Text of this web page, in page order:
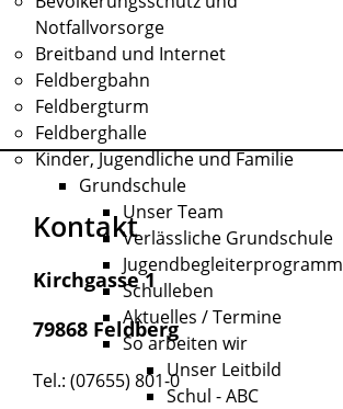
Notfallvorsorge
Breitband und Internet
Feldbergbahn
Feldbergturm
Feldberghalle
Kinder, Jugendliche und Familie
Grundschule
Unser Team
Verlässliche Grundschule
Jugendbegleiterprogramm
Schulleben
Aktuelles / Termine
So arbeiten wir
Unser Leitbild
Schul - ABC
Kontakt
Kirchgasse 1
79868 Feldberg
Tel.: (07655) 801-0